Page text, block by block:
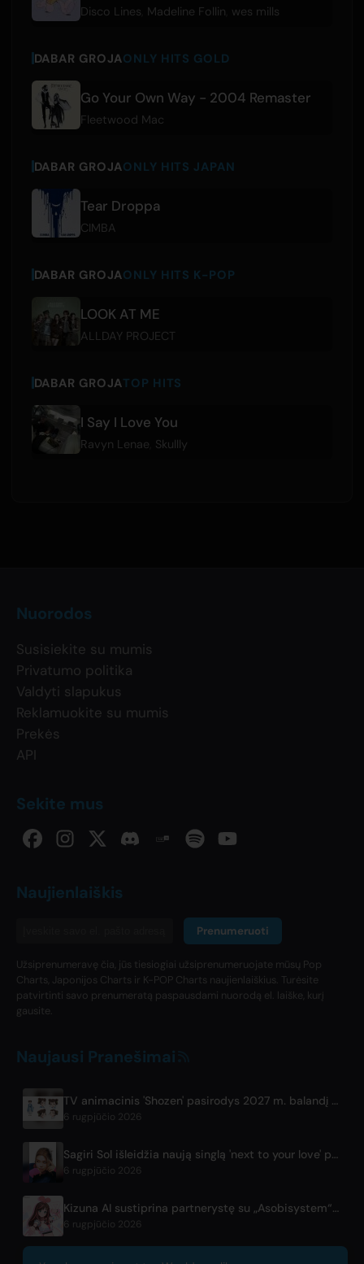
Disco Lines Madeline Follin wes mills
DABAR GROJAONLY HITS GOLD
Go Your Own Way - 2004 Remaster
Fleetwood Mac
DABAR GROJAONLY HITS JAPAN
Tear Droppa
CIMBA
DABAR GROJAONLY HITS K-POP
LOOK AT ME
ALLDAY PROJECT
DABAR GROJATOP HITS
I Say I Love You
Ravyn Lenae Skullly
Nuorodos
Susisiekite su mumis
Privatumo politika
Valdyti slapukus
Reklamuokite su mumis
Prekės
API
Sekite mus
Naujienlaiškis
Prenumeruoti
Užsiprenumeravę čia, jūs tiesiogiai užsiprenumeruojate mūsų Pop
Charts, Japonijos Charts ir K-POP Charts naujienlaiškius. Turėsite
patvirtinti savo prenumeratą paspausdami nuorodą el. laiške, kurį
gausite.
Naujausi Pranešimai
TV animacinis 'Shozen' pasirodys 2027 m. balandį Fuji TV
6 rugpjūčio 2026
Sagiri Sol išleidžia naują singlą 'next to your love' po pertraukos
6 rugpjūčio 2026
Kizuna AI sustiprina partnerystę su „Asobisystem“ prieš pat 10-metį minintį pasaulinį turą
6 rugpjūčio 2026